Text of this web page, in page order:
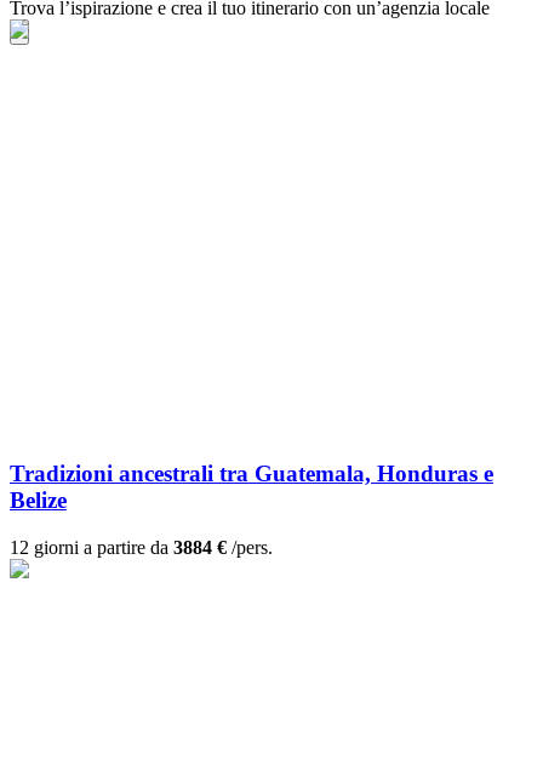
Trova l’ispirazione e crea il tuo itinerario con un’agenzia locale
Tradizioni ancestrali tra Guatemala, Honduras e
Belize
12 giorni a partire da 3884 € /pers.